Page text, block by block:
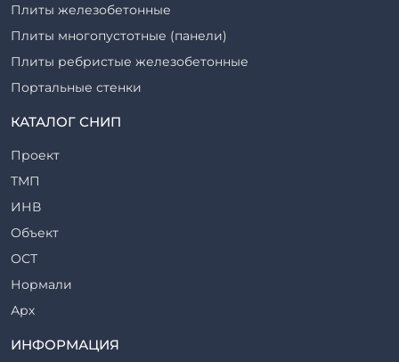
Плиты железобетонные
Плиты многопустотные (панели)
Плиты ребристые железобетонные
Портальные стенки
Прогоны железобетонные
Ригели железобетонные
Сваи железобетонные
Стеновые блоки
Стойки железобетонные
Столбы железобетонные
Закладные детали
Трубы железобетонные
Утяжелители железобетонные
КАТАЛОГ СНИП
Проект
ТМП
ИНВ
Объект
ОСТ
Нормали
Арх
ТР
ИНФОРМАЦИЯ